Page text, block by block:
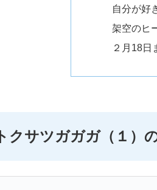
自分が好
架空のヒ
２月18日
トクサツガガガ（１）